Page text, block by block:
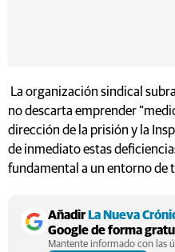
La organización sindical
no descarta emprender
dirección de la prisión y la
de inmediato estas
fundamental a un entorno de
AñadirLa Nueva
Google de forma
Mantente informado con las